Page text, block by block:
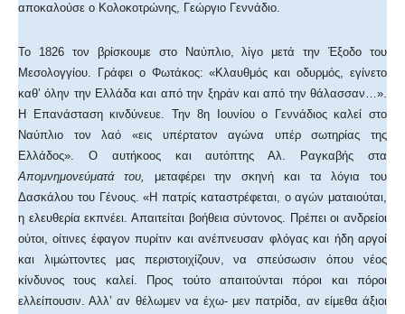
αποκαλούσε ο Κολοκοτρώνης, Γεώργιο Γεννάδιο.
Το 1826 τον βρίσκουμε στο Ναύπλιο, λίγο μετά την Έξοδο του
Μεσολογγίου. Γράφει ο Φωτάκος: «Κλαυθμός και οδυρμός, εγίνετο
καθ’ όλην την Ελλάδα και από την ξηράν και από την θάλασσαν…».
Η Επανάσταση κινδύνευε. Την 8η Ιουνίου ο Γεννάδιος καλεί στο
Ναύπλιο τον λαό «εις υπέρτατον αγώνα υπέρ σωτηρίας της
Ελλάδος». Ο αυτήκοος και αυτόπτης Αλ. Ραγκαβής στα
Απομνημονεύματά του, μεταφέρει την σκηνή και τα λόγια του
Δασκάλου του Γένους. «Η πατρίς καταστρέφεται, ο αγών ματαιούται,
η ελευθερία εκπνέει. Απαιτείται βοήθεια σύντονος. Πρέπει οι ανδρείοι
ούτοι, οίτινες έφαγον πυρίτιν και ανέπνευσαν φλόγας και ήδη αργοί
και λιμώττοντες μας περιστοιχίζουν, να σπεύσωσιν όπου νέος
κίνδυνος τους καλεί. Προς τούτο απαιτούνται πόροι και πόροι
ελλείπουσιν. Αλλ’ αν θέλωμεν να έχω- μεν πατρίδα, αν είμεθα άξιοι